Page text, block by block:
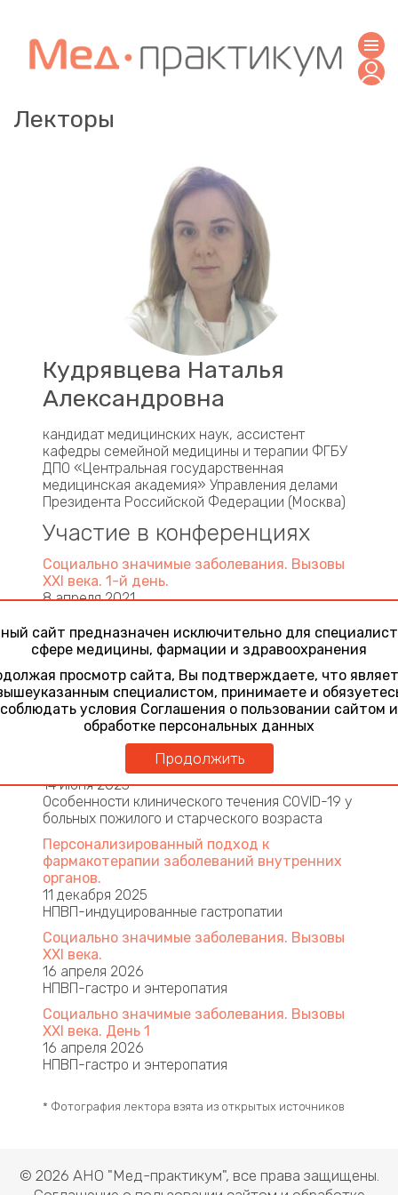
Лекторы
Кудрявцева Наталья
Александровна
кандидат медицинских наук, ассистент
кафедры семейной медицины и терапии ФГБУ
ДПО «Центральная государственная
медицинская академия» Управления делами
Президента Российской Федерации (Москва)
Участие в конференциях
Социально значимые заболевания. Вызовы
XXI века. 1-й день.
8 апреля 2021
Респираторные инфекции и бронхолегочные
заболевания. Современная диагностика,
лечение и профилактика
23 ноября 2022
Комплексная оценка клинического течения
COVID-19 у стационарных больных
Инфекционные заболевания. Актуальные
проблемы и пути решения
14 июня 2023
Особенности клинического течения COVID-19 у
больных пожилого и старческого возраста
Персонализированный подход к
фармакотерапии заболеваний внутренних
органов.
11 декабря 2025
НПВП-индуцированные гастропатии
Социально значимые заболевания. Вызовы
XXI века.
16 апреля 2026
НПВП-гастро и энтеропатия
Социально значимые заболевания. Вызовы
XXI века. День 1 ​ ​
16 апреля 2026
НПВП-гастро и энтеропатия
* Фотография лектора взята из открытых источников
© 2026 АНО "Мед-практикум", все права защищены.
сайт предназначен исключительно для
сфере медицины, фармации и здравоохранения
просмотр сайта, Вы подтверждаете, что
специалистом, принимаете и
соблюдать условия Соглашения о пользовании сайтом и
обработке персональных данных
Продолжить